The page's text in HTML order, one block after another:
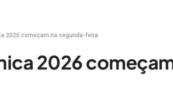
2026 começam na segunda-feira
2026